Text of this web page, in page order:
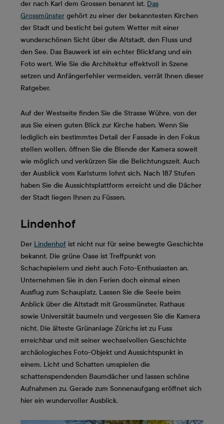
der nach Karl dem Grossen benannt ist. Das
Grossmünster gehört zu einer der bekanntesten Kirchen
der Stadt und besticht bei gutem Wetter mit einer
wunderschönen Sicht über die Altstadt, den Fluss und
den See. Das Bauwerk ist ein echter Blickfang und ein
Foto wert. Wie Sie die Architektur effektvoll in Szene
setzen und Anfängerfehler vermeiden, verrät Ihnen dieser
Ratgeber.
Auf der Westseite finden Sie die Strasse Wühre, von der
aus Sie einen guten Blick zur Kirche haben. Wenn Sie
lediglich ein bestimmtes Detail der Fassade in den Fokus
stellen wollen, öffnen Sie die Blende der Kamera soweit
wie möglich und verkürzen Sie die Belichtungszeit. Auch
der Ausblick vom Karlsturm lohnt sich. Nach 187 Stufen
haben Sie die Aussichtsplattform erreicht und die Dächer
der Stadt liegen Ihnen zu Füssen.
Lindenhof
Der Lindenhof ist nicht nur für seine bewegte Geschichte
bekannt. Die grüne Oase ist Treffpunkt von
Schachspielern und zieht auch Foto-Enthusiasten an.
Unternehmen Sie in den Ferien doch einmal einen
Ausflug zum Schauplatz. Lassen Sie die Seele beim
Anblick über die Altstadt mit Grossmünster, Rathaus
sowie Universität baumeln und vergessen Sie die Kamera
nicht. Die älteste Grünanlage Zürichs ist zu Fuss
erreichbar und mit seiner wechselvollen Geschichte
archäologisches Foto-Objekt und Aussichtspunkt in
einem. Licht und Schatten umspielen die
schattenspendenden Baumdächer und lassen schöne
Aufnahmen zu. Gerade zum Sonnenaufgang eröffnet sich
hier ein wundervoller Ausblick.